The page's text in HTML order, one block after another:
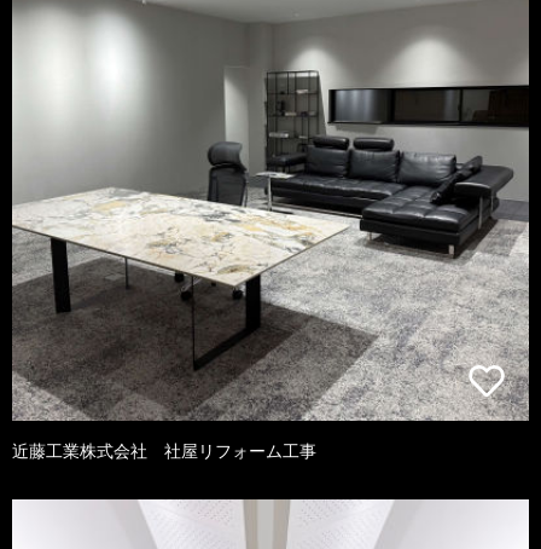
近藤工業株式会社 社屋リフォーム工事